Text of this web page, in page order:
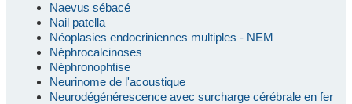
Naevus sébacé
Nail patella
Néoplasies endocriniennes multiples - NEM
Néphrocalcinoses
Néphronophtise
Neurinome de l'acoustique
Neurodégénérescence avec surcharge cérébrale en fer